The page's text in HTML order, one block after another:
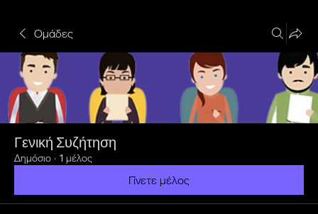
Ομάδες
Γενική Συζήτηση
Δημόσιο · 1 μέλος
Γίνετε μέλος